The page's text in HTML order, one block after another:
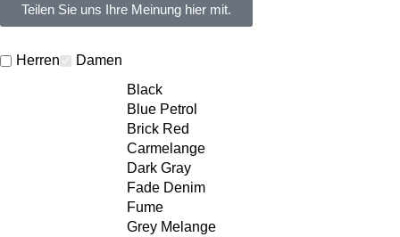
Teilen Sie uns Ihre Meinung hier mit.
Herren Damen
Black
Blue Petrol
Brick Red
Carmelange
Dark Gray
Fade Denim
Fume
Grey Melange